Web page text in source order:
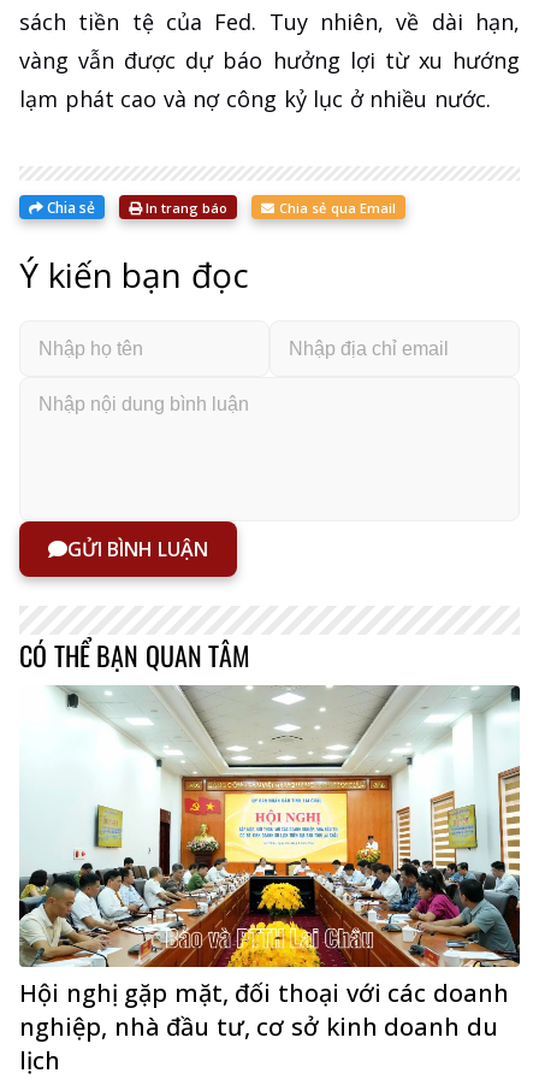
sách tiền tệ của Fed. Tuy nhiên, về dài hạn,
vàng vẫn được dự báo hưởng lợi từ xu hướng
lạm phát cao và nợ công kỷ lục ở nhiều nước.
Chia sẻ In trang báo Chia sẻ qua Email
Ý kiến bạn đọc
GỬI BÌNH LUẬN
CÓ THỂ BẠN QUAN TÂM
Hội nghị gặp mặt, đối thoại với các doanh
nghiệp, nhà đầu tư, cơ sở kinh doanh du
lịch